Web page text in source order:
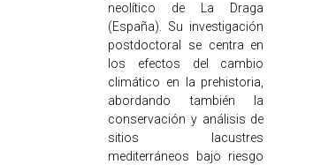
neolítico de La Draga
(España). Su investigación
postdoctoral se centra en
los efectos del cambio
climático en la prehistoria,
abordando también la
conservación y análisis de
sitios lacustres
mediterráneos bajo riesgo